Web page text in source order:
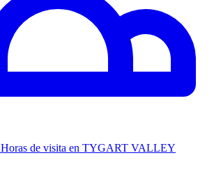
Horas de visita en TYGART VALLEY